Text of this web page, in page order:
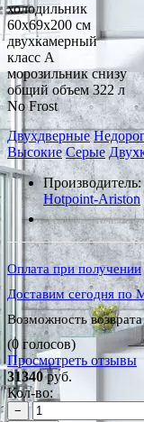
холодильник
60x69x200 см
двухкамерный
класс A
морозильник снизу
общий объем 322 л
No Frost
Двухдверные
Высокие Серые
Производитель:
Hotpoint-Ariston
*Наличие уточняйте
Оплата при получении
Доставим сегодня по
Возможность
(0 голосов)
Просмотреть отзывы
31340руб.
Кол-во:
−